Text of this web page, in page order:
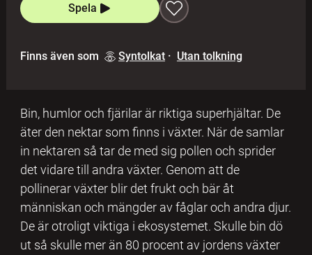
Spela
Finns även som Syntolkat · Utan tolkning
Bin, humlor och fjärilar är riktiga superhjältar. De
äter den nektar som finns i växter. När de samlar
in nektaren så tar de med sig pollen och sprider
det vidare till andra växter. Genom att de
pollinerar växter blir det frukt och bär åt
människan och mängder av fåglar och andra djur.
De är otroligt viktiga i ekosystemet. Skulle bin dö
ut så skulle mer än 80 procent av jordens växter